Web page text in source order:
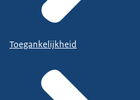
Toegankelijkheid